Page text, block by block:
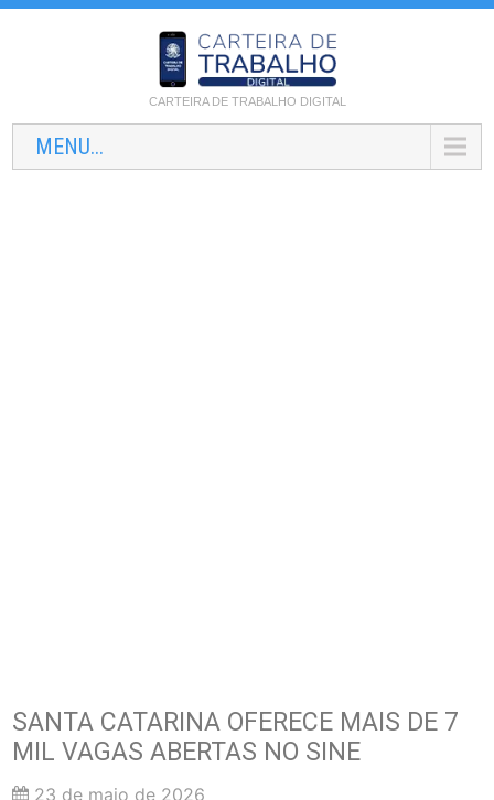
CARTEIRA DE TRABALHO DIGITAL
MENU...
SANTA CATARINA OFERECE MAIS DE 7
MIL VAGAS ABERTAS NO SINE
23 de maio de 2026